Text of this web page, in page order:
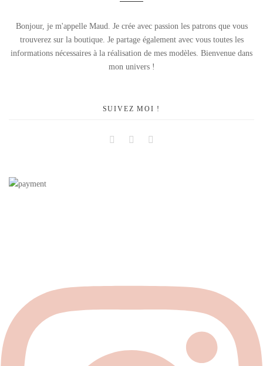
Bonjour, je m'appelle Maud. Je crée avec passion les patrons que vous
trouverez sur la boutique. Je partage également avec vous toutes les
informations nécessaires à la réalisation de mes modèles. Bienvenue dans
mon univers !
SUIVEZ MOI !
FacebookInstagram